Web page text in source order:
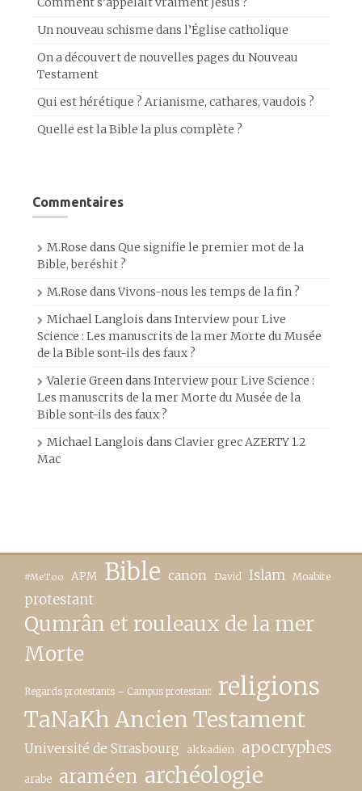
Un nouveau schisme dans l’Église catholique
On a découvert de nouvelles pages du Nouveau
Testament
Qui est hérétique ? Arianisme, cathares, vaudois ?
Quelle est la Bible la plus complète ?
Commentaires
M.Rose dans Que signifie le premier mot de la
Bible, beréshit ?
M.Rose dansVivons-nous les temps de la fin ?
Michael Langlois dans Interview pour Live
Science : Les manuscrits de la mer Morte du Musée
de la Bible sont-ils des faux ?
Valerie Green dans Interview pour Live Science :
Les manuscrits de la mer Morte du Musée de la
Bible sont-ils des faux ?
Michael Langlois dans Clavier grec AZERTY 1.2
Mac
#MeToo APM Bible canon David Islam Moabite
protestant
Qumrân et rouleaux de la mer
Morte
Regards protestants – Campus protestant religions
TaNaKh Ancien Testament
Université de Strasbourg akkadien apocryphes
arabe araméen archéologie